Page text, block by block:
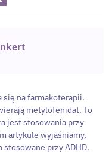
się na farmakoterapii.
metylofenidat. To
jest stosowania przy
artykule wyjaśniamy,
stosowane przy ADHD.